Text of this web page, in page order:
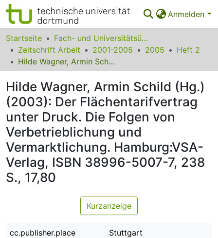
Anmelden
Bereiche & Sammlungen
Das gesamte Repositorium
FAQ
Leitlinien
Zurück zur Startseite
Startseite
Fach- und Universitätsübergreifendes
Zeitschrift Arbeit
2001-2005 2005
Heft 2
Hilde Wagner, Armin Schild (Hg.) (2003): Der Flächentarifvertrag unter Druck. Die Folgen von Verbetrieblichung und Vermarktlichung. Hamburg:VSA-Verlag, ISBN 38996-5007-7, 238 S., 17,80
Hilde Wagner, Armin Schild (Hg.)
(2003): Der Flächentarifvertrag
unter Druck. Die Folgen von
Verbetrieblichung und
Vermarktlichung. Hamburg:VSA-
Verlag, ISBN 38996-5007-7, 238
S., 17,80
Kurzanzeige
cc.publisher.place Stuttgart